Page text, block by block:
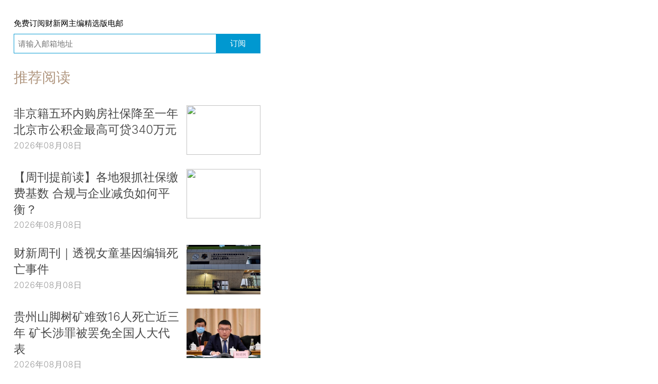
免费订阅财新网主编精选版电邮
订阅
推荐阅读
非京籍五环内购房社保降至一年
北京市公积金最高可贷340万元
2026年08月08日
【周刊提前读】各地狠抓社保缴
费基数 合规与企业减负如何平
衡？
2026年08月08日
财新周刊｜透视女童基因编辑死
亡事件
2026年08月08日
贵州山脚树矿难致16人死亡近三
年 矿长涉罪被罢免全国人大代
表
2026年08月08日